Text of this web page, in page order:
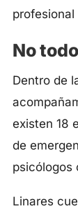
profesional
No
Dentro de
existen 18
de
psicólogos
Linares